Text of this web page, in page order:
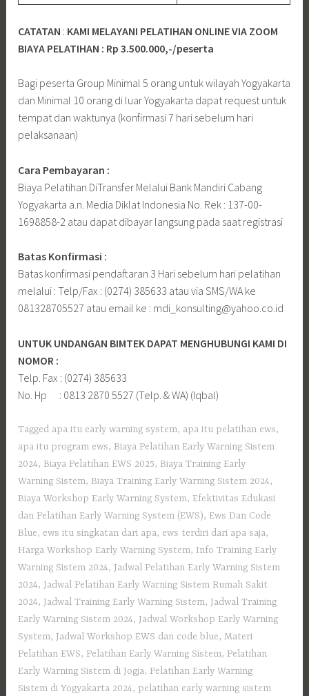
CATATAN : KAMI MELAYANI PELATIHAN ONLINE VIA ZOOM
BIAYA PELATIHAN : Rp 3.500.000,-/peserta
Bagi peserta Group Minimal 5 orang untuk wilayah Yogyakarta
dan Minimal 10 orang di luar Yogyakarta dapat request untuk
tempat dan waktunya (konfirmasi 7 hari sebelum hari
pelaksanaan)
Cara Pembayaran :
Biaya Pelatihan DiTransfer Melalui Bank Mandiri Cabang
Yogyakarta a.n. Media Diklat Indonesia No. Rek : 137-00-
1698858-2 atau dapat dibayar langsung pada saat registrasi
Batas Konfirmasi :
Batas konfirmasi pendaftaran 3 Hari sebelum hari pelatihan
melalui : Telp/Fax : (0274) 385633 atau via SMS/WA ke
081328705527 atau email ke : mdi_konsulting@yahoo.co.id
UNTUK UNDANGAN BIMTEK DAPAT MENGHUBUNGI KAMI DI
NOMOR :
Telp. Fax : (0274) 385633
No. Hp : 0813 2870 5527 (Telp. & WA) (Iqbal)
Tagged apa itu early warning system, apa itu pelatihan ews,
apa itu program ews, Biaya Pelatihan Early Warning Sistem
2024, Biaya Pelatihan EWS 2025, Biaya Training Early
Warning Sistem, Biaya Training Early Warning Sistem 2024,
Biaya Workshop Early Warning System, Efektivitas Edukasi
dan Pelatihan Early Warning System (EWS), Ews Dan Code
Blue, ews itu singkatan dari apa, ews terdiri dari apa saja,
Harga Workshop Early Warning System, Info Training Early
Warning Sistem 2024, Jadwal Pelatihan Early Warning Sistem
2024, Jadwal Pelatihan Early Warning Sistem Rumah Sakit
2024, Jadwal Training Early Warning Sistem, Jadwal Training
Early Warning Sistem 2024, Jadwal Workshop Early Warning
System, Jadwal Workshop EWS dan code blue,Materi
Pelatihan EWS, Pelatihan Early Warning Sistem, Pelatihan
Early Warning Sistem di Jogja, Pelatihan Early Warning
Sistem di Yogyakarta 2024, pelatihan early warning sistem